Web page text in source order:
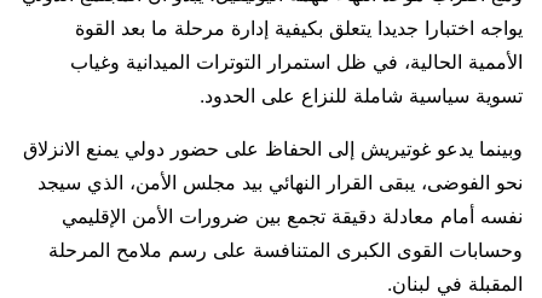
يواجه اختبارا جديدا يتعلق بكيفية إدارة مرحلة ما بعد القوة
الأممية الحالية، في ظل استمرار التوترات الميدانية وغياب
تسوية سياسية شاملة للنزاع على الحدود.
وبينما يدعو غوتيريش إلى الحفاظ على حضور دولي يمنع الانزلاق
نحو الفوضى، يبقى القرار النهائي بيد مجلس الأمن، الذي سيجد
نفسه أمام معادلة دقيقة تجمع بين ضرورات الأمن الإقليمي
وحسابات القوى الكبرى المتنافسة على رسم ملامح المرحلة
المقبلة في لبنان.